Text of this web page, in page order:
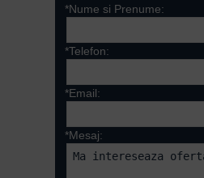
*Nume si Prenume:
*Telefon:
*Email:
*Mesaj: